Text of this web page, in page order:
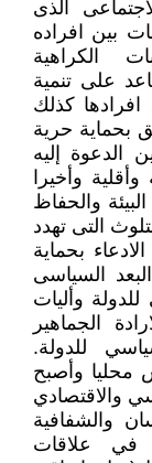
الذى
بين افراده
الكراهية
على تنمية
افرادها كذلك
بحماية حرية
الدعوة إليه
وأخيرا
والحفاظ
التى تهدد
بحماية
السياسى
وأليات
الجماهير
للدولة.
محليا وأصبح
والاقتصادي
والشفافية
في علاقات